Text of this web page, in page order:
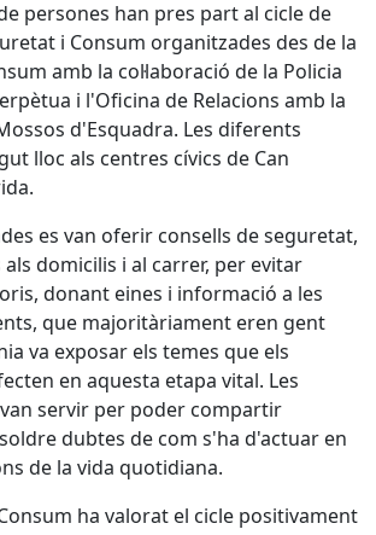
persones han pres part al cicle de
i Consum organitzades des de la
amb la col·laboració de la Policia
i l'Oficina de Relacions amb la
d'Esquadra. Les diferents
lloc als centres cívics de Can
es van oferir consells de seguretat,
domicilis i al carrer, per evitar
donant eines i informació a les
que majoritàriament eren gent
va exposar els temes que els
en aquesta etapa vital. Les
servir per poder compartir
dubtes de com s'ha d'actuar en
de la vida quotidiana.
ha valorat el cicle positivament